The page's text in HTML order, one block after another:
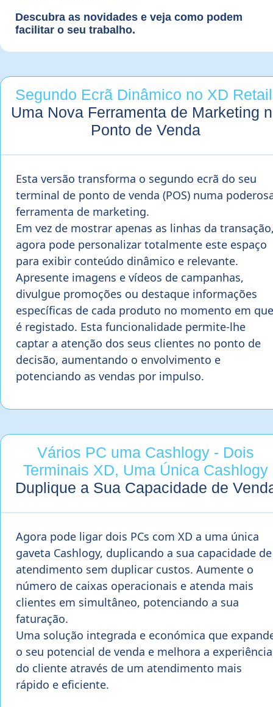
Descubra as novidades e veja como podem
facilitar o seu trabalho.
Segundo Ecrã Dinâmico no XD
Uma Nova Ferramenta de Marketing
Ponto de Venda
Esta versão transforma o segundo ecrã do seu
terminal de ponto de venda (POS) numa
ferramenta de marketing.
Em vez de mostrar apenas as linhas da
agora pode personalizar totalmente este espaço
para exibir conteúdo dinâmico e relevante.
Apresente imagens e vídeos de campanhas,
divulgue promoções ou destaque informações
específicas de cada produto no momento em que
é registado. Esta funcionalidade permite-lhe
captar a atenção dos seus clientes no ponto de
decisão, aumentando o envolvimento e
potenciando as vendas por impulso.
Vários PC uma Cashlogy - Dois
Terminais XD, Uma Única Cashlogy
Duplique a Sua Capacidade de
Agora pode ligar dois PCs com XD a uma única
gaveta Cashlogy, duplicando a sua capacidade de
atendimento sem duplicar custos. Aumente o
número de caixas operacionais e atenda mais
clientes em simultâneo, potenciando a sua
faturação.
Uma solução integrada e económica que
o seu potencial de venda e melhora a experiência
do cliente através de um atendimento mais
rápido e eficiente.